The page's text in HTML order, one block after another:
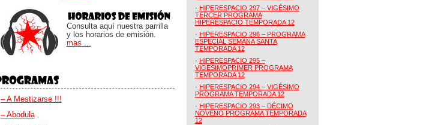
Consulta aquí nuestra parrilla
y los horarios de emisión.
mas ...
– A Mestizarse !!!
– Abodula
· HIPERESPACIO 297 – VIGÉSIMO
TERCER PROGRAMA
HIPERESPACIO TEMPORADA 12
· HIPERESPACIO 296 – PROGRAMA
ESPECIAL SEMANA SANTA
TEMPORADA 12
· HIPERESPACIO 295 –
VIGÉSIMOPRIMER PROGRAMA
TEMPORADA 12
· HIPERESPACIO 294 – VIGÉSIMO
PROGRAMA TEMPORADA 12
· HIPERESPACIO 293 – DÉCIMO
NOVENO PROGRAMA TEMPORADA
12